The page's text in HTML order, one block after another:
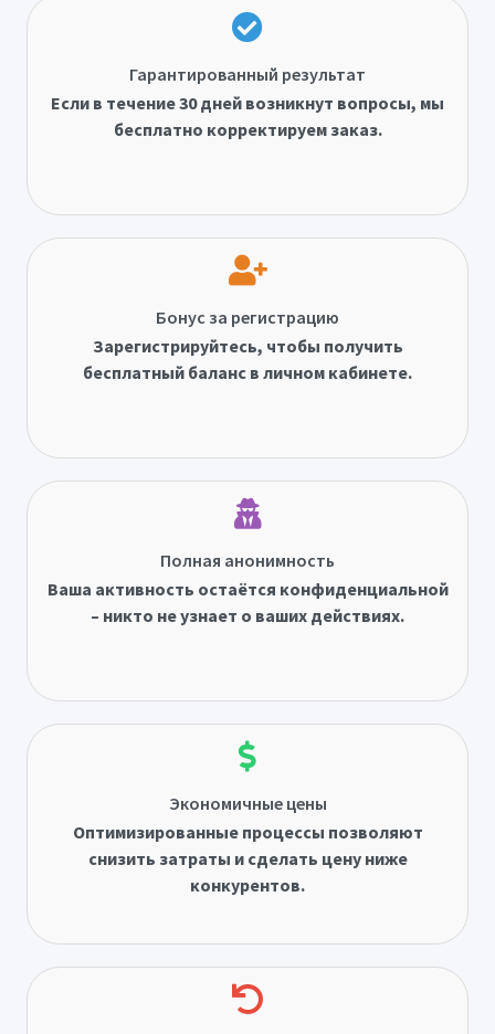
Гарантированный результат
Если в течение 30 дней возникнут вопросы, мы
бесплатно корректируем заказ.
Бонус за регистрацию
Зарегистрируйтесь, чтобы получить
бесплатный баланс в личном кабинете.
Полная анонимность
Ваша активность остаётся конфиденциальной
– никто не узнает о ваших действиях.
Экономичные цены
Оптимизированные процессы позволяют
снизить затраты и сделать цену ниже
конкурентов.